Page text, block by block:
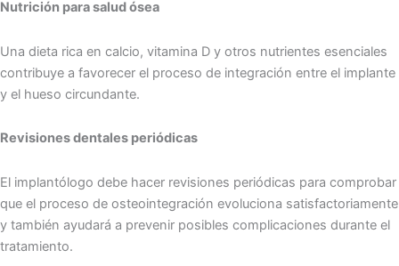
Nutrición para salud ósea
Una dieta rica en calcio, vitamina D y otros nutrientes esenciales
contribuye a favorecer el proceso de integración entre el implante
y el hueso circundante.
Revisiones dentales periódicas
El implantólogo debe hacer revisiones periódicas para comprobar
que el proceso de osteointegración evoluciona satisfactoriamente
y también ayudará a prevenir posibles complicaciones durante el
tratamiento.